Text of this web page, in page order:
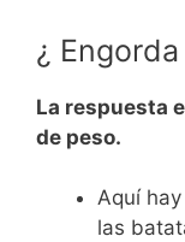
¿
La respuesta
de peso.
Aquí
las